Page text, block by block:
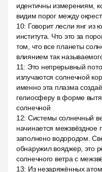
идентичны измерениям,
видим порог между
10: Говорит лесли янг из
института. Что это за
том, что все планеты
влиянием так
11: Это непрерывный
излучаются солнечной
именно эта плазма
гелиосферу в форме
солнечной
12: Системы солнечный
начинается межзвёздное
заполнено водородом.
обнаружил вояджер, это
солнечного ветра с
13: Из незаряжённых